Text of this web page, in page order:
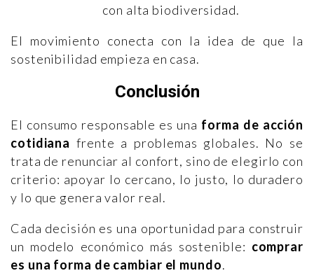
con alta biodiversidad.
El movimiento conecta con la idea de que la
sostenibilidad empieza en casa.
Conclusión
El consumo responsable es una forma de acción
cotidiana frente a problemas globales. No se
trata de renunciar al confort, sino de elegirlo con
criterio: apoyar lo cercano, lo justo, lo duradero
y lo que genera valor real.
Cada decisión es una oportunidad para construir
un modelo económico más sostenible: comprar
es una forma de cambiar el mundo.